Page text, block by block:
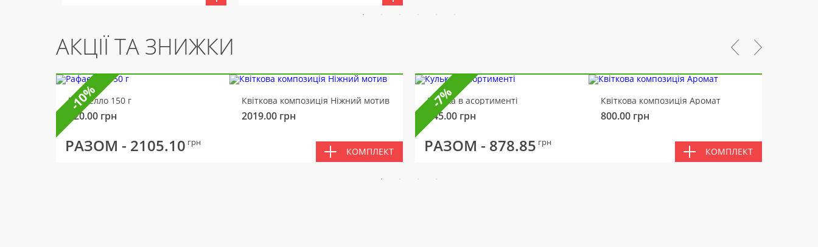
АКЦІЇ ТА ЗНИЖКИ
Рафаелло 150 г
320.00 грн
Квіткова композиція Ніжний мотив
2019.00 грн
РАЗОМ - 2105.10 грн
КОМПЛЕКТ
-10% Кулька в асортименті
145.00 грн
Квіткова композиція Аромат
800.00 грн
РАЗОМ - 878.85 грн
КОМПЛЕКТ
-7%